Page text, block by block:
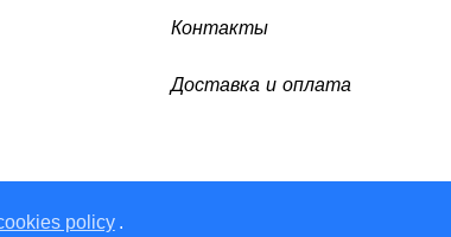
policy .
Контакты
Доставка и оплата